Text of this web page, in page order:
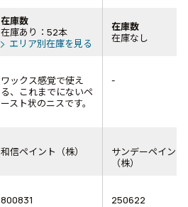
在庫数
在庫あり：52本
エリア別在庫を見る
在庫数
在庫なし
ワックス感覚で使え
る、これまでにないペ
ースト状のニスです。
-
和信ペイント（株）
サンデーペイント
（株）
800831 250622